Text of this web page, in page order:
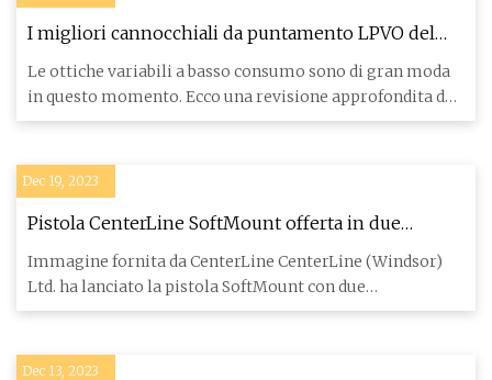
I migliori cannocchiali da puntamento LPVO del
2023, testati e recensiti
Le ottiche variabili a basso consumo sono di gran moda
in questo momento. Ecco una revisione approfondita dei
migliori
Dec 19, 2023
Pistola CenterLine SoftMount offerta in due
configurazioni
Immagine fornita da CenterLine CenterLine (Windsor)
Ltd. ha lanciato la pistola SoftMount con due
configurazioni per so
Dec 13, 2023